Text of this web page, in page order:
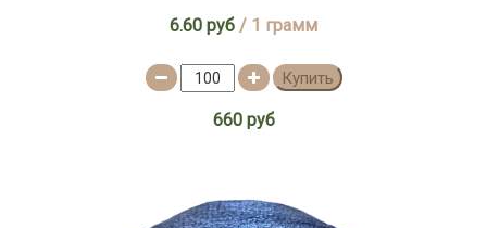
6.60 руб / 1 грамм
Купить
660 руб